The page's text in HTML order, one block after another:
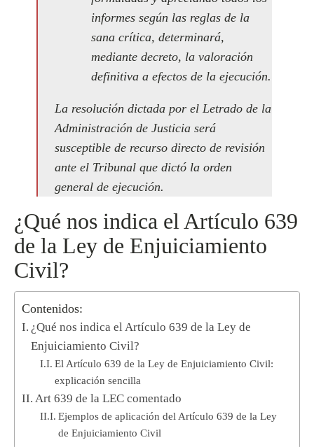
informes según las reglas de la
sana crítica, determinará,
mediante decreto, la valoración
definitiva a efectos de la ejecución.
La resolución dictada por el Letrado de la
Administración de Justicia será
susceptible de recurso directo de revisión
ante el Tribunal que dictó la orden
general de ejecución.
¿Qué nos indica el Artículo 639
de la Ley de Enjuiciamiento
Civil?
Contenidos:
¿Qué nos indica el Artículo 639 de la Ley de
Enjuiciamiento Civil?
El Artículo 639 de la Ley de Enjuiciamiento Civil:
explicación sencilla
Art 639 de la LEC comentado
Ejemplos de aplicación del Artículo 639 de la Ley
de Enjuiciamiento Civil